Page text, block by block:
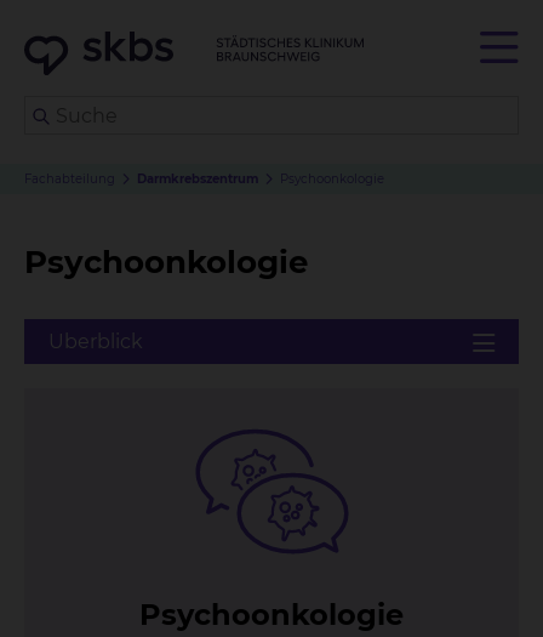
Fachabteilung Darmkrebszentrum Psychoonkologie
Psychoonkologie
Psy­choon­ko­lo­gie